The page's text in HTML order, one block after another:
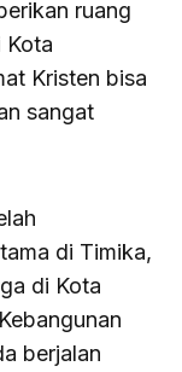
ruang
Kota
Kristen bisa
sangat
di Timika,
di Kota
berjalan